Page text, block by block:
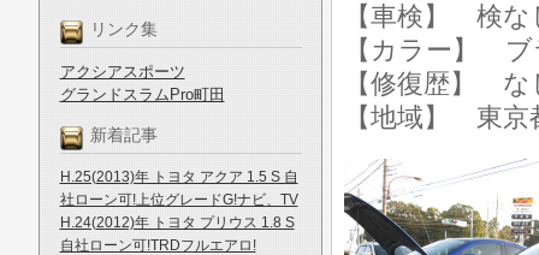
リンク集
アクシアスポーツ
グランドスラムPro町田
新着記事
H.25(2013)年 トヨタ アクア 1.5 S 自
社ローン可!上位グレードG!ナビ、TV
H.24(2012)年 トヨタ プリウス 1.8 S
自社ローン可!TRDフルエアロ!
【車検】 検な
【カラー】
【修復歴】 な
【地域】 東京